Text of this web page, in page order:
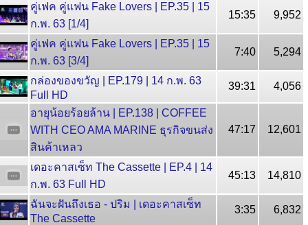
คู่เฟค คู่แฟน Fake Lovers | EP.35 | 15
ก.พ. 63 [1/4]
15:35 9,952
คู่เฟค คู่แฟน Fake Lovers | EP.35 | 15
ก.พ. 63 [3/4]
7:40 5,294
กล่องของขวัญ | EP.179 | 14 ก.พ. 63
Full HD
39:31 4,056
อายุน้อยร้อยล้าน | EP.138 | COFFEE
WITH CEO AMA MARINE ธุรกิจขนส่ง
สินค้าเหลว
47:17 12,601
เดอะคาสเซ็ท The Cassette | EP.4 | 14
ก.พ. 63 Full HD
45:13 14,810
ฉันจะฝันถึงเธอ - ปริม | เดอะคาสเซ็ท
The Cassette
3:35 6,832